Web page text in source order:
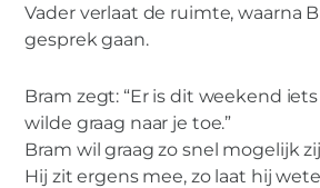
Vader verlaat de ruimte, waarna
gesprek gaan.
Bram zegt: “Er is dit weekend
wilde graag naar je toe.”
Bram wil graag zo snel mogelijk
Hij zit ergens mee, zo laat hij